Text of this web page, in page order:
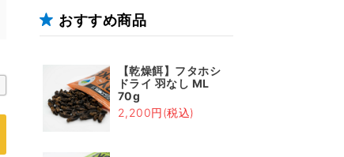
おすすめ商品
【乾燥餌】フタホシ
ドライ 羽なし ML
70g
2,200円(税込)